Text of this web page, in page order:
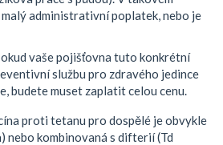
administrativní poplatek, nebo je
vaše pojišťovna tuto konkrétní
službu pro zdravého jedince
budete muset zaplatit celou cenu.
proti tetanu pro dospělé je obvykle
nebo kombinovaná s difterií (Td